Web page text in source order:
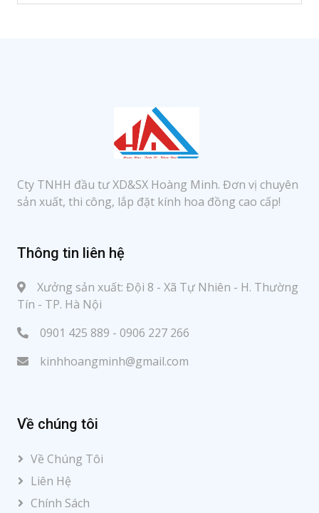
Cty TNHH đầu tư XD&SX Hoàng Minh. Đơn vị chuyên
sản xuất, thi công, lắp đặt kính hoa đồng cao cấp!
Thông tin liên hệ
Xưởng sản xuất: Đội 8 - Xã Tự Nhiên - H. Thường
Tín - TP. Hà Nội
0901 425 889 - 0906 227 266
kinhhoangminh@gmail.com
Về chúng tôi
Về Chúng Tôi
Liên Hệ
Chính Sách